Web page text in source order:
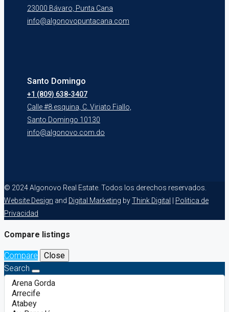
23000 Bávaro, Punta Cana
info@algonovopuntacana.com
Santo Domingo
+1 (809) 638-3407
Calle #8 esquina, C. Viriato Fiallo,
Santo Domingo 10130
info@algonovo.com.do
© 2024 Algonovo Real Estate. Todos los derechos reservados.
Website Design and Digital Marketing byThink Digital | Politica de
Privacidad
Compare listings
Compare
Close
Search